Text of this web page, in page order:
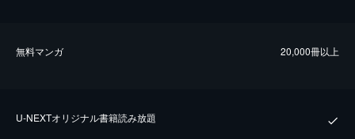
無料マンガ 20,000冊以上
U-NEXTオリジナル書籍読み放題